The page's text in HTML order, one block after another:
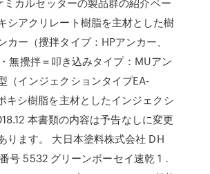
シアクリレート樹脂を主材とした樹
カー（攪拌タイプ：HPアンカー、
無攪拌＝叩き込みタイプ：MUアン
（インジェクションタイプEA-
キシ樹脂を主材としたインジェクシ
本書類の内容は予告なしに変更
ります。 大日本塗料株式会社 DH
号 5532 グリーンボーセイ速乾 1．